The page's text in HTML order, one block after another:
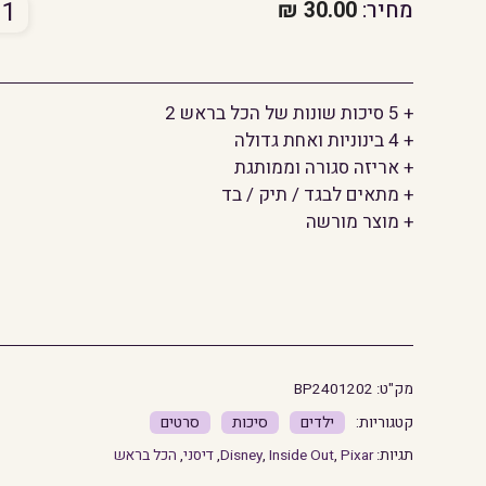
מחיר: 30.00
₪
+ 5 סיכות שונות של הכל בראש 2
+ 4 בינוניות ואחת גדולה
+ אריזה סגורה וממותגת
+ מתאים לבגד / תיק / בד
+ מוצר מורשה
מק"ט: BP2401202
ילדים סיכות סרטים
תגיות: Disney, Inside Out, Pixar
,דיסני, הכל בראש